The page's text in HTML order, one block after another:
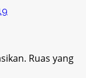
Ruas yang